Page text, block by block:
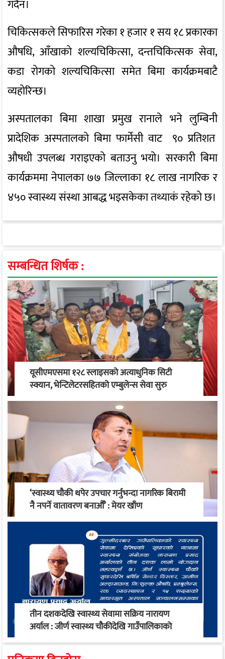
गर्दैन।
चिकित्सकले सिफारिस गरेका १ हजार १ सय १८ प्रकारका
औषधि, आँखाको शल्यचिकित्सा, दन्तचिकित्सक सेवा,
कडा रोगको शल्यचिकित्सा समेत बिमा कार्यक्रमबाटै
व्यहोरिन्छ।
अस्पतालका बिमा शाखा प्रमुख रानाले भने लुम्बिनी
प्रादेशिक अस्पतालको बिमा फार्मेसी वाट ९० प्रतिशत
औषधी उपलब्ध गराइएको बताउनु भयो। सरकारी बिमा
कार्यक्रममा नेपालका ७७ जिल्लाका १८ लाख नागरिक र
४५० स्वास्थ्य संस्था आबद्ध भइसकेका तथ्याकं रहेको छ।
सम्बन्धित शिर्षक :
यूसीएमएसमा १२८ स्लाइसको अत्याधुनिक सिटी
स्क्यान, भेन्टिलेटरसहितको एम्बुलेन्स सेवा सुरु
‘स्वास्थ्य चौकी थपेर उपचार गर्नुभन्दा नागरिक बिरामी
नै नपर्ने वातावरण बनाऔँ’ : मेयर खाँण
तीन दशकदेखि स्वास्थ्य सेवामा सक्रिय नारायण
अर्याल : जीर्ण स्वास्थ्य चौकीदेखि गाउँपालिकाको
स्वास्थ्य रूपान्तरण सम्म